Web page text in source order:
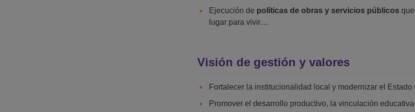
Ejecución de políticas de obras y servicios públicos
lugar para vivir…
Visión de gestión y valores
Fortalecer la institucionalidad local y modernizar el Estado
Promover el desarrollo productivo, la vinculación